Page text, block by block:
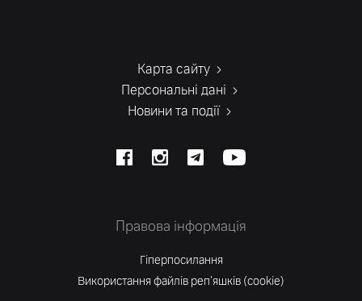
Карта сайту
Персональні дані
Новини та події
Правова інформація
Гіперпосилання
Використання файлів реп'яшків (cookie)